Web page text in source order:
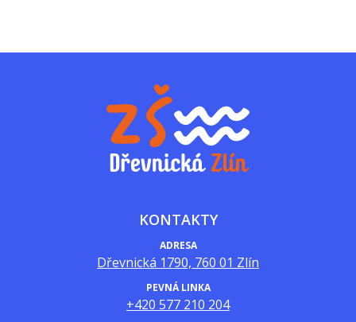
KONTAKTY
ADRESA
Dřevnická 1790, 760 01 Zlín
PEVNÁ LINKA
+420 577 210 204